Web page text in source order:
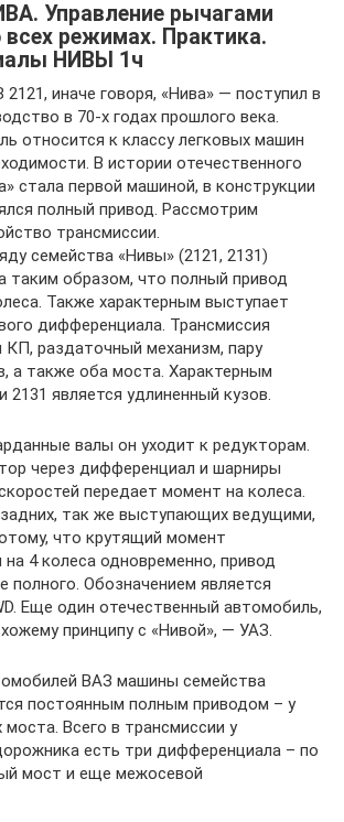
Управление рычагами
всех режимах. Практика.
НИВЫ 1ч
иначе говоря, «Нива» — поступил в
в 70-х годах прошлого века.
относится к классу легковых машин
В истории отечественного
стала первой машиной, в конструкции
полный привод. Рассмотрим
трансмиссии.
семейства «Нивы» (2121, 2131)
таким образом, что полный привод
Также характерным выступает
дифференциала. Трансмиссия
КП, раздаточный механизм, пару
а также оба моста. Характерным
2131 является удлиненный кузов.
валы он уходит к редукторам.
через дифференциал и шарниры
передает момент на колеса.
так же выступающих ведущими,
что крутящий момент
4 колеса одновременно, привод
полного. Обозначением является
Еще один отечественный автомобиль,
принципу с «Нивой», — УАЗ.
ВАЗ машины семейства
постоянным полным приводом – у
Всего в трансмиссии у
есть три дифференциала – по
мост и еще межосевой